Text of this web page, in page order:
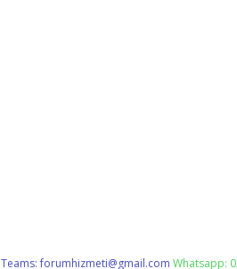
Teams:forumhizmeti@gmail.com Whatsapp: